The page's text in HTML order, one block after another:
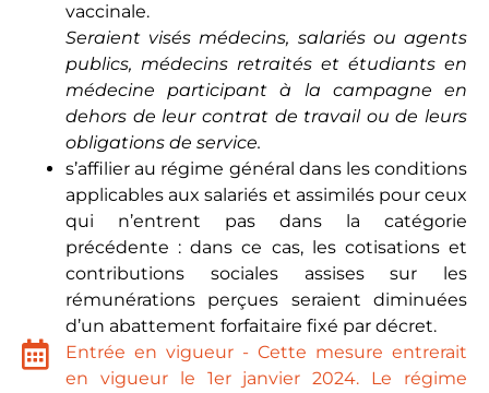
vaccinale.
Seraient visés médecins, salariés ou agents
publics, médecins retraités et étudiants en
médecine participant à la campagne en
dehors de leur contrat de travail ou de leurs
obligations de service.
s’affilier au régime général dans les conditions
applicables aux salariés et assimilés pour ceux
qui n’entrent pas dans la catégorie
précédente : dans ce cas, les cotisations et
contributions sociales assises sur les
rémunérations perçues seraient diminuées
d’un abattement forfaitaire fixé par décret.
Entrée en vigueur - Cette mesure entrerait
en vigueur le 1er janvier 2024. Le régime